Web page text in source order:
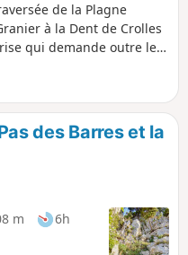
de la Plagne
à la Dent de Crolles
qui demande outre les
et certains passages
sans problème (mis à
cette traversée qui peut
points de départ,
des Barres et la
m
6h